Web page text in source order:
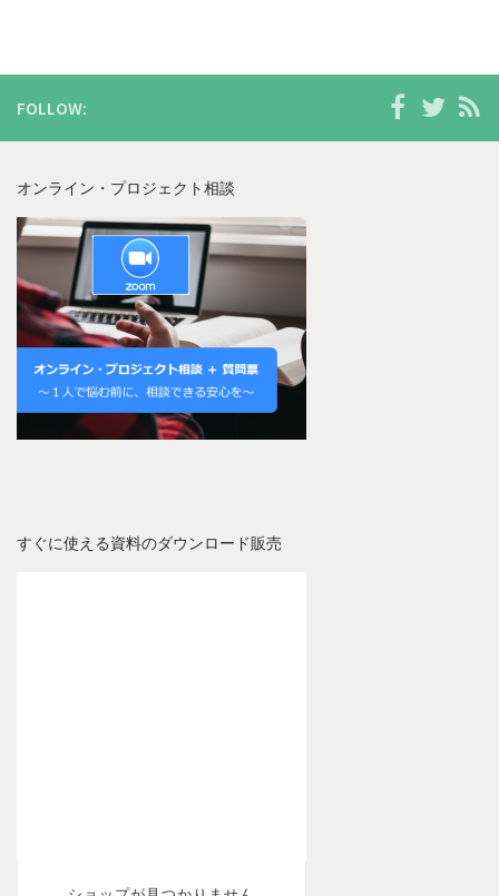
FOLLOW:
オンライン・プロジェクト相談
すぐに使える資料のダウンロード販売